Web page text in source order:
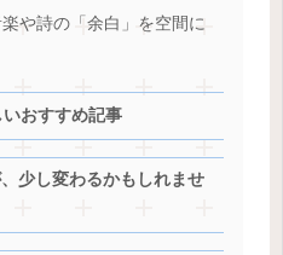
や詩の「余白」を空間に
おすすめ記事
少し変わるかもしれませ